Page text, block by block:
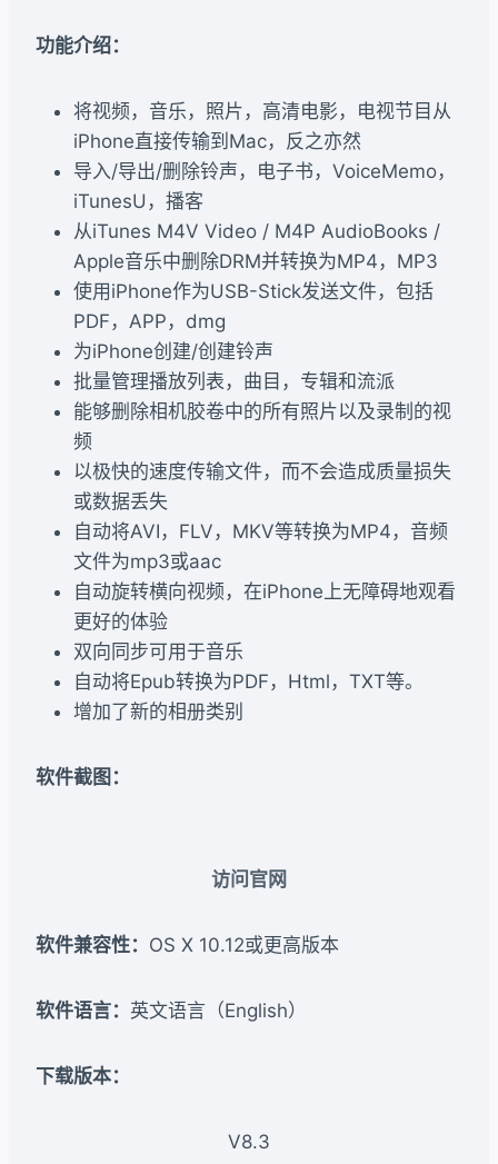
功能介绍：
将视频，音乐，照片，高清电影，电视节目从
iPhone直接传输到Mac，反之亦然
导入/导出/删除铃声，电子书，VoiceMemo，
iTunesU，播客
从iTunes M4V Video / M4P AudioBooks /
Apple音乐中删除DRM并转换为MP4，MP3
使用iPhone作为USB-Stick发送文件，包括
PDF，APP，dmg
为iPhone创建/创建铃声
批量管理播放列表，曲目，专辑和流派
能够删除相机胶卷中的所有照片以及录制的视
频
以极快的速度传输文件，而不会造成质量损失
或数据丢失
自动将AVI，FLV，MKV等转换为MP4，音频
文件为mp3或aac
自动旋转横向视频，在iPhone上无障碍地观看
更好的体验
双向同步可用于音乐
自动将Epub转换为PDF，Html，TXT等。
增加了新的相册类别
软件截图：
访问官网
软件兼容性： OS X 10.12或更高版本
软件语言： 英文语言（English）
下载版本：​
V8.3